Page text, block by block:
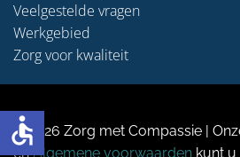
Veelgestelde vragen
Werkgebied
Zorg voor kwaliteit
©2026 Zorg met Compassie |
enAlgemene voorwaarden kunt u
accessible